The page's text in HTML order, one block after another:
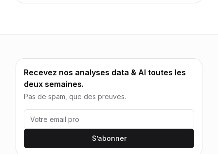
Recevez nos analyses data & AI toutes les
deux semaines.
Pas de spam, que des preuves.
S’abonner